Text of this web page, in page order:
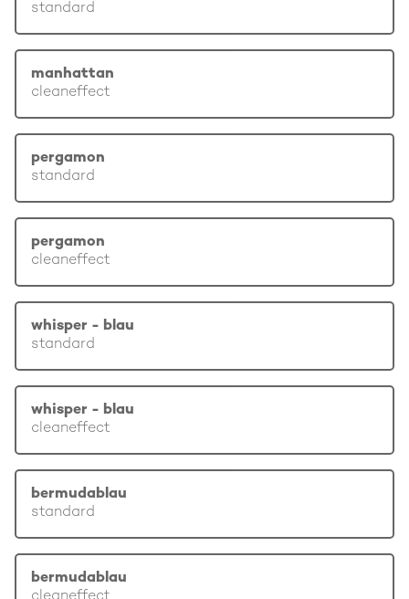
standard
manhattan
cleaneffect
pergamon
standard
pergamon
cleaneffect
whisper - blau
standard
whisper - blau
cleaneffect
bermudablau
standard
bermudablau